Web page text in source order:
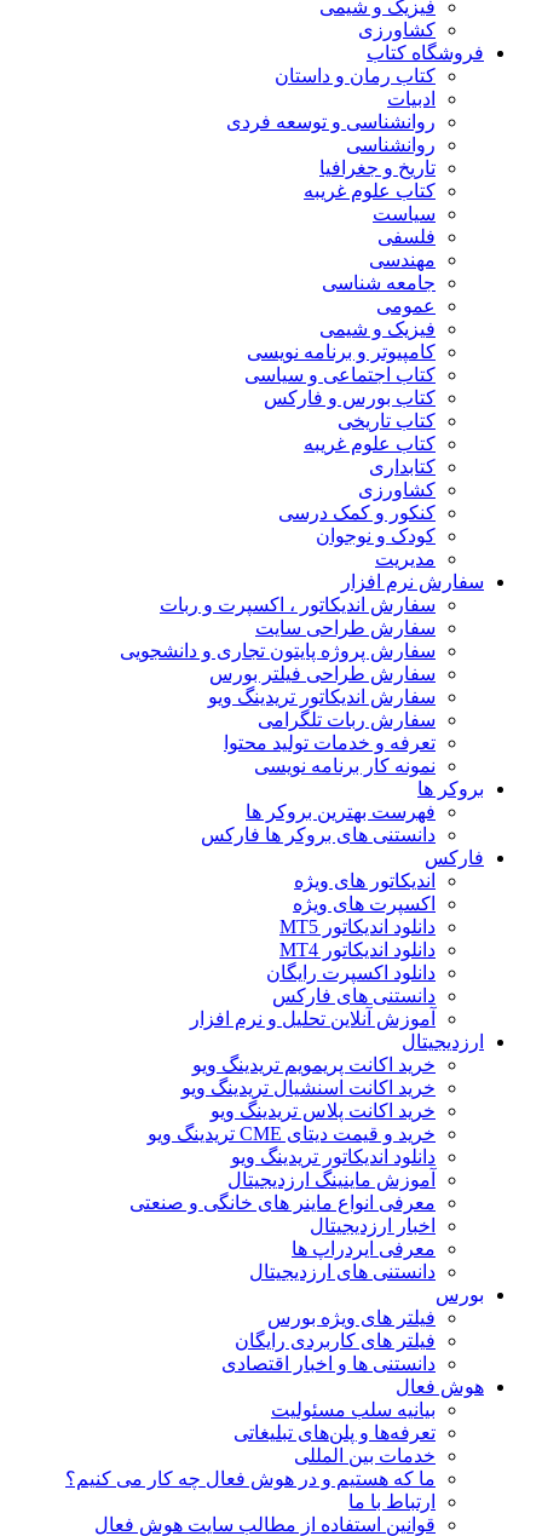
فیزیک و شیمی
کشاورزی
فروشگاه کتاب
کتاب رمان و داستان
ادبیات
روانشناسی و توسعه فردی
روانشناسی
تاریخ و جغرافیا
کتاب علوم غریبه
سیاست
فلسفی
مهندسی
جامعه شناسی
عمومی
فیزیک و شیمی
کامپیوتر و برنامه نویسی
کتاب اجتماعی و سیاسی
کتاب بورس و فارکس
کتاب تاریخی
کتاب علوم غریبه
کتابداری
کشاورزی
کنکور و کمک‌ درسی
کودک و نوجوان
مدیریت
سفارش نرم افزار
سفارش اندیکاتور ، اکسپرت و ربات
سفارش طراحی سایت
سفارش پروژه پایتون تجاری و دانشجویی
سفارش طراحی فیلتر بورس
سفارش اندیکاتور تریدینگ ویو
سفارش ربات تلگرامی
تعرفه و خدمات تولید محتوا
نمونه کار برنامه نویسی
بروکر ها
فهرست بهترین بروکر ها
دانستنی های بروکر ها فارکس
فارکس
اندیکاتور های ویژه
اکسپرت های ویژه
دانلود اندیکاتور MT5
دانلود اندیکاتور MT4
دانلود اکسپرت رایگان
دانستنی های فارکس
آموزش آنلاین تحلیل و نرم افزار
ارزدیجیتال
خرید اکانت پریمویم تریدینگ ویو
خرید اکانت اسنشیال تریدینگ ویو
خرید اکانت پلاس تریدینگ ویو
خرید و قیمت دیتای CME تریدینگ ویو
دانلود اندیکاتور تریدینگ ویو
آموزش ماینینگ ارزدیجیتال
معرفی انواع ماینر های خانگی و صنعتی
اخبار ارزدیجیتال
معرفی ایردراپ ها
دانستنی های ارزدیجیتال
بورس
فیلتر های ویژه بورس
فیلتر های کاربردی رایگان
دانستنی ها و اخبار اقتصادی
هوش فعال
بیانیه سلب مسئولیت
تعرفه‌ها و پلن‌های تبلیغاتی
خدمات بین المللی
ما که هستیم و در هوش فعال چه کار می کنیم؟
ارتباط با ما
قوانین استفاده از مطالب سایت هوش فعال